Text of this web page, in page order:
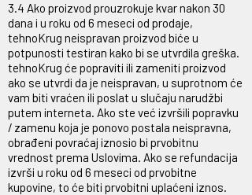
3.4 Ako proizvod prouzrokuje kvar nakon 30
dana i u roku od 6 meseci od prodaje,
tehnoKrug neispravan proizvod biće u
potpunosti testiran kako bi se utvrdila greška.
tehnoKrug će popraviti ili zameniti proizvod
ako se utvrdi da je neispravan, u suprotnom će
vam biti vraćen ili poslat u slučaju narudžbi
putem interneta. Ako ste već izvršili popravku
/ zamenu koja je ponovo postala neispravna,
obrađeni povraćaj iznosio bi prvobitnu
vrednost prema Uslovima. Ako se refundacija
izvrši u roku od 6 meseci od prvobitne
kupovine, to će biti prvobitni uplaćeni iznos.